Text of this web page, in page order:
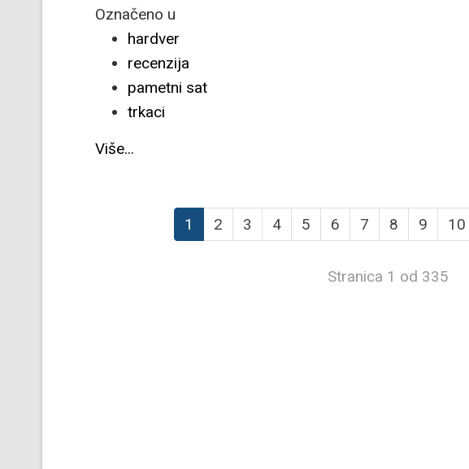
Označeno u
hardver
recenzija
pametni sat
trkaci
Više...
1 2 3 4 5 6 7 8 9 10
Stranica 1 od 335